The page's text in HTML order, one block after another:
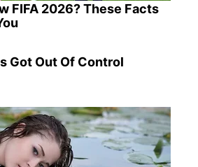
FIFA 2026? These Facts
Got Out Of Control